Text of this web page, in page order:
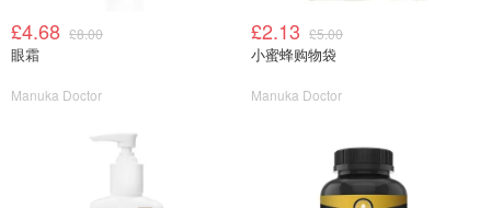
£4.68 £8.00
眼霜
Manuka Doctor
£2.13 £5.00
小蜜蜂购物袋
Manuka Doctor